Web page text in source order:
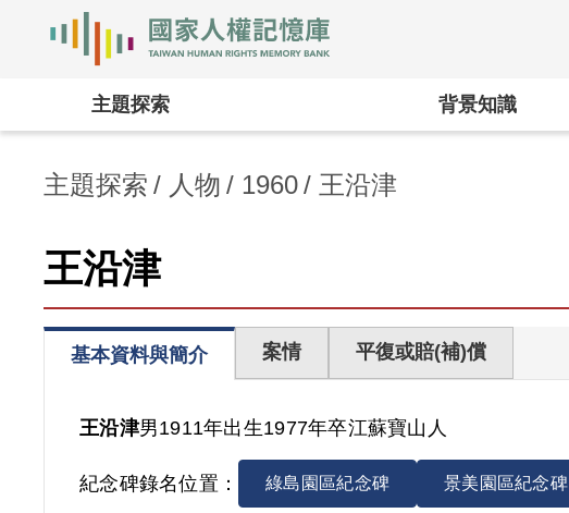
主題探索 背景知識
主題探索 人物 1960 王沿津
王沿津
基本資料與簡介 案情 平復或賠(補)償
王沿津男1911年出生1977年卒江蘇寶山人
紀念碑錄名位置： 綠島園區紀念碑 景美園區紀念碑